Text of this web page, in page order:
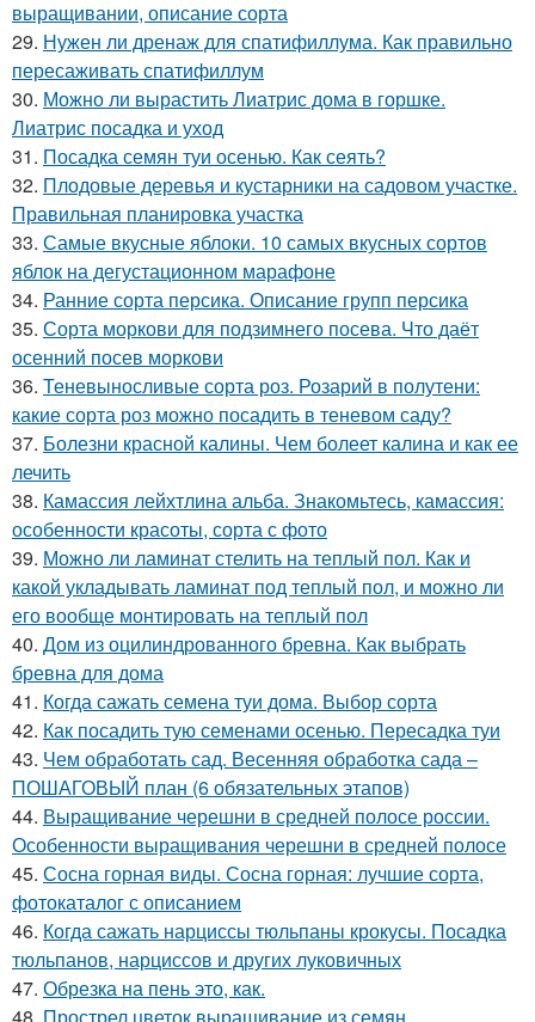
выращивании, описание сорта
29. Нужен ли дренаж для спатифиллума. Как правильно
пересаживать спатифиллум
30. Можно ли вырастить Лиатрис дома в горшке.
Лиатрис посадка и уход
31. Посадка семян туи осенью. Как сеять?
32. Плодовые деревья и кустарники на садовом участке.
Правильная планировка участка
33. Самые вкусные яблоки. 10 самых вкусных сортов
яблок на дегустационном марафоне
34. Ранние сорта персика. Описание групп персика
35. Сорта моркови для подзимнего посева. Что даёт
осенний посев моркови
36. Теневыносливые сорта роз. Розарий в полутени:
какие сорта роз можно посадить в теневом саду?
37. Болезни красной калины. Чем болеет калина и как ее
лечить
38. Камассия лейхтлина альба. Знакомьтесь, камассия:
особенности красоты, сорта с фото
39. Можно ли ламинат стелить на теплый пол. Как и
какой укладывать ламинат под теплый пол, и можно ли
его вообще монтировать на теплый пол
40. Дом из оцилиндрованного бревна. Как выбрать
бревна для дома
41. Когда сажать семена туи дома. Выбор сорта
42. Как посадить тую семенами осенью. Пересадка туи
43. Чем обработать сад. Весенняя обработка сада –
ПОШАГОВЫЙ план (6 обязательных этапов)
44. Выращивание черешни в средней полосе россии.
Особенности выращивания черешни в средней полосе
45. Сосна горная виды. Сосна горная: лучшие сорта,
фотокаталог с описанием
46. Когда сажать нарциссы тюльпаны крокусы. Посадка
тюльпанов, нарциссов и других луковичных
47. Обрезка на пень это, как.